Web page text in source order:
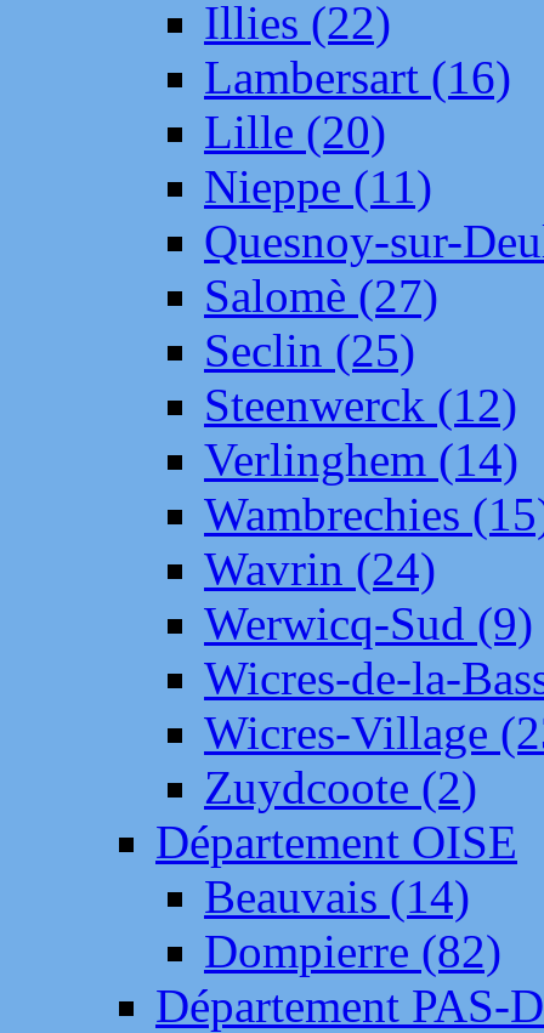
Illies (22)
Lambersart (16)
Lille (20)
Nieppe (11)
Quesnoy-sur-
Salomè (27)
Seclin (25)
Steenwerck (12)
Verlinghem (14)
Wambrechies
Wavrin (24)
Werwicq-Sud (9)
Wicres-de-la-
Wicres-Village
Zuydcoote (2)
Département OISE
Beauvais (14)
Dompierre (82)
Département PAS-